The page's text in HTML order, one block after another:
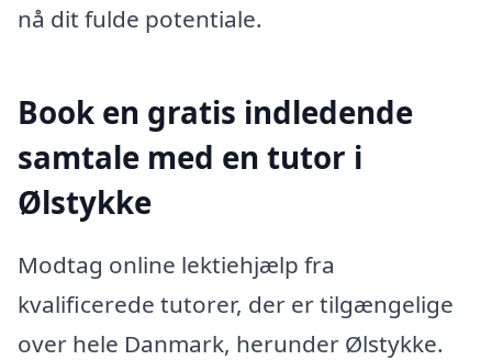
nå dit fulde potentiale.
Book en gratis indledende
samtale med en tutor i
Ølstykke
Modtag online lektiehjælp fra
kvalificerede tutorer, der er tilgængelige
over hele Danmark, herunder Ølstykke.